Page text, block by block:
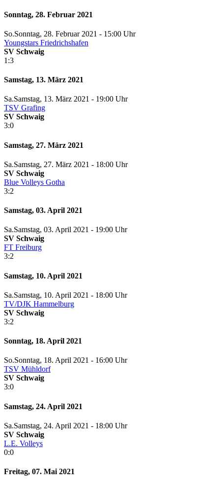
Sonntag, 28. Februar 2021
So.Sonntag, 28. Februar 2021 - 15:00 Uhr
Youngstars Friedrichshafen
SV Schwaig
1:3
Samstag, 13. März 2021
Sa.Samstag, 13. März 2021 - 19:00 Uhr
TSV Grafing
SV Schwaig
3:0
Samstag, 27. März 2021
Sa.Samstag, 27. März 2021 - 18:00 Uhr
SV Schwaig
Blue Volleys Gotha
3:2
Samstag, 03. April 2021
Sa.Samstag, 03. April 2021 - 19:00 Uhr
SV Schwaig
FT Freiburg
3:2
Samstag, 10. April 2021
Sa.Samstag, 10. April 2021 - 18:00 Uhr
TV/DJK Hammelburg
SV Schwaig
3:2
Sonntag, 18. April 2021
So.Sonntag, 18. April 2021 - 16:00 Uhr
TSV Mühldorf
SV Schwaig
3:0
Samstag, 24. April 2021
Sa.Samstag, 24. April 2021 - 18:00 Uhr
SV Schwaig
L.E. Volleys
0:0
Freitag, 07. Mai 2021